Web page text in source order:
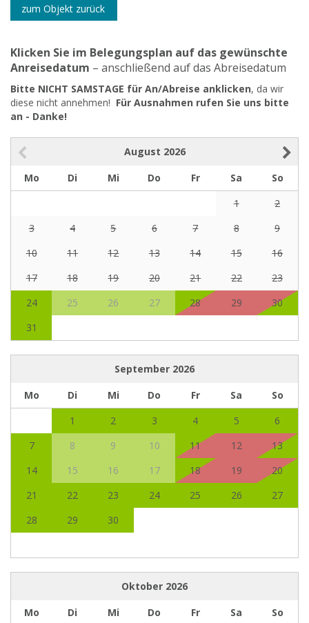
zum Objekt zurück
Klicken Sie im Belegungsplan auf das gewünschte
Anreisedatum – anschließend auf das Abreisedatum
Bitte NICHT SAMSTAGE für An/Abreise anklicken, da wir
diese nicht annehmen! Für Ausnahmen rufen Sie uns bitte
an - Danke!
August 2026
Mo
Di Mi Do Fr Sa
So
1
2
3
4 5 6 7 8
9
10
11 12 13 14 15
16
17
18 19 20 21 22
23
24
25 26 27 28 29
30
31
September 2026
Mo
Di Mi Do Fr Sa
So
1
2 3 4 5
6
7
8 9 10 11 12
13
14
15 16 17 18 19
20
21
22 23 24 25 26
27
28
29 30
Oktober 2026
Mo
Di Mi Do Fr Sa
So